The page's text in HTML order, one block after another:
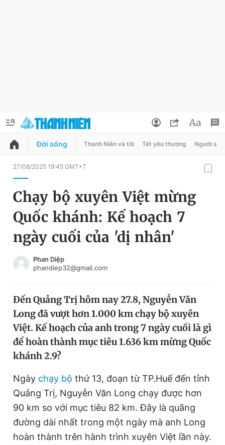
QUẢNG CÁO ĐẶT BÁO
Chuyên mục
Chuyên mục khác
Chào ngày mới
Video Magazine
Sản phẩm khác
Tiện ích Bạn cần biết
Thông tin tòa soạn Liên hệ quảng cáo
Đổi mật khẩu
Tin đã lưu
Tin đã xem
Đăng xuất
Đời sống Thanh Niên và tôi Tết yêu thương Người
27/08/2025 19:45 GMT+7
Chạy bộ xuyên Việt mừng
Quốc khánh: Kế hoạch 7
ngày cuối của 'dị nhân'
Phan Diệp
phandiep32@gmail.com
Đến Quảng Trị hôm nay 27.8, Nguyễn Văn
Long đã vượt hơn 1.000 km chạy bộ xuyên
Việt. Kế hoạch của anh trong 7 ngày cuối là gì
để hoàn thành mục tiêu 1.636 km mừng Quốc
khánh 2.9?
Ngày chạy bộ thứ 13, đoạn từ TP.Huế đến tỉnh
Quảng Trị, Nguyễn Văn Long chạy được hơn
90 km so với mục tiêu 82 km. Đây là quãng
đường dài nhất trong một ngày mà anh Long
hoàn thành trên hành trình xuyên Việt lần này.